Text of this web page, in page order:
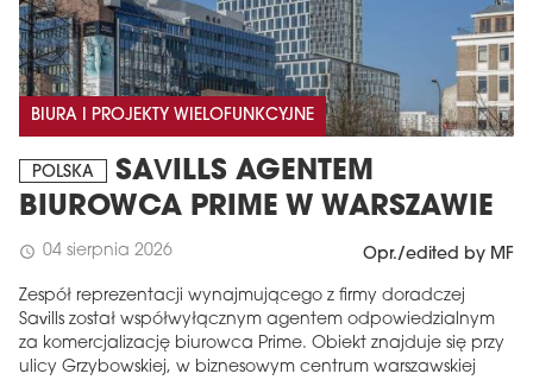
BIURA I PROJEKTY WIELOFUNKCYJNE
POLSKA
SAVILLS AGENTEM
BIUROWCA PRIME W WARSZAWIE
schedule 04 sierpnia 2026 Opr./edited by MF
Zespół reprezentacji wynajmującego z firmy doradczej
Savills został współwyłącznym agentem odpowiedzialnym
za komercjalizację biurowca Prime. Obiekt znajduje się przy
ulicy Grzybowskiej, w biznesowym centrum warszawskiej